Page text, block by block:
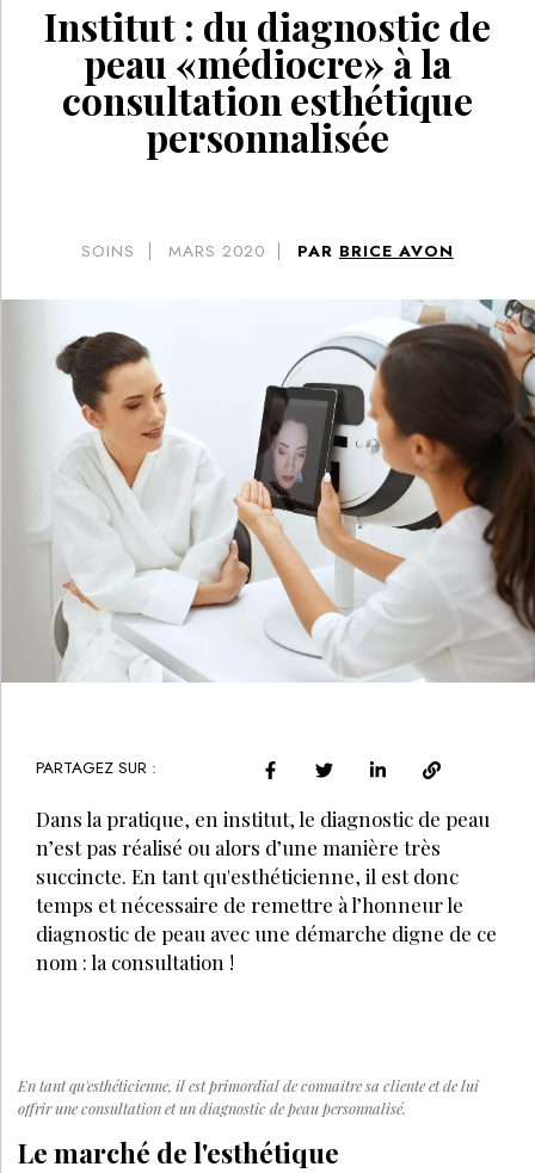
Institut : du diagnostic de
peau «médiocre» à la
consultation esthétique
personnalisée
SOINS MARS 2020 PAR BRICE AVON
PARTAGEZ SUR :
Dans la pratique, en institut, le diagnostic de peau
n’est pas réalisé ou alors d’une manière très
succincte. En tant qu'esthéticienne, il est donc
temps et nécessaire de remettre à l’honneur le
diagnostic de peau avec une démarche digne de ce
nom : la consultation !
En tant qu'esthéticienne, il est primordial de connaître sa cliente et de lui
offrir une consultation et un diagnostic de peau personnalisé.
Le marché de l'esthétique